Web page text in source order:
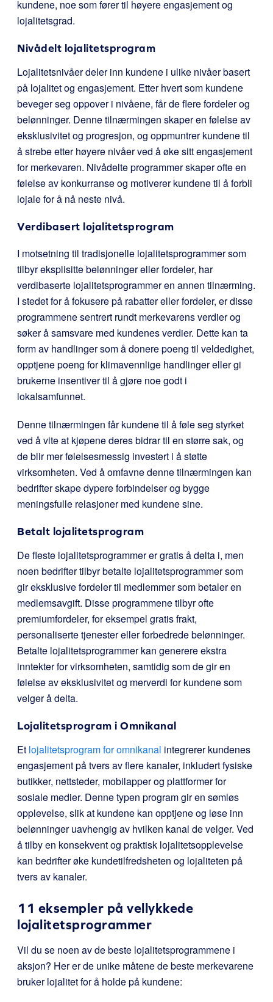
kundene, noe som fører til høyere engasjement og
lojalitetsgrad.
Nivådelt lojalitetsprogram
Lojalitetsnivåer deler inn kundene i ulike nivåer basert
på lojalitet og engasjement. Etter hvert som kundene
beveger seg oppover i nivåene, får de flere fordeler og
belønninger. Denne tilnærmingen skaper en følelse av
eksklusivitet og progresjon, og oppmuntrer kundene til
å strebe etter høyere nivåer ved å øke sitt engasjement
for merkevaren. Nivådelte programmer skaper ofte en
følelse av konkurranse og motiverer kundene til å forbli
lojale for å nå neste nivå.
Verdibasert lojalitetsprogram
I motsetning til tradisjonelle lojalitetsprogrammer som
tilbyr eksplisitte belønninger eller fordeler, har
verdibaserte lojalitetsprogrammer en annen tilnærming.
I stedet for å fokusere på rabatter eller fordeler, er disse
programmene sentrert rundt merkevarens verdier og
søker å samsvare med kundenes verdier. Dette kan ta
form av handlinger som å donere poeng til veldedighet,
opptjene poeng for klimavennlige handlinger eller gi
brukerne insentiver til å gjøre noe godt i
lokalsamfunnet.
Denne tilnærmingen får kundene til å føle seg styrket
ved å vite at kjøpene deres bidrar til en større sak, og
de blir mer følelsesmessig investert i å støtte
virksomheten. Ved å omfavne denne tilnærmingen kan
bedrifter skape dypere forbindelser og bygge
meningsfulle relasjoner med kundene sine.
Betalt lojalitetsprogram
De fleste lojalitetsprogrammer er gratis å delta i, men
noen bedrifter tilbyr betalte lojalitetsprogrammer som
gir eksklusive fordeler til medlemmer som betaler en
medlemsavgift. Disse programmene tilbyr ofte
premiumfordeler, for eksempel gratis frakt,
personaliserte tjenester eller forbedrede belønninger.
Betalte lojalitetsprogrammer kan generere ekstra
inntekter for virksomheten, samtidig som de gir en
følelse av eksklusivitet og merverdi for kundene som
velger å delta.
Lojalitetsprogram i Omnikanal
Et lojalitetsprogram for omnikanal integrerer kundenes
engasjement på tvers av flere kanaler, inkludert fysiske
butikker, nettsteder, mobilapper og plattformer for
sosiale medier. Denne typen program gir en sømløs
opplevelse, slik at kundene kan opptjene og løse inn
belønninger uavhengig av hvilken kanal de velger. Ved
å tilby en konsekvent og praktisk lojalitetsopplevelse
kan bedrifter øke kundetilfredsheten og lojaliteten på
tvers av kanaler.
11 eksempler på vellykkede
lojalitetsprogrammer
Vil du se noen av de beste lojalitetsprogrammene i
aksjon? Her er de unike måtene de beste merkevarene
bruker lojalitet for å holde på kundene: